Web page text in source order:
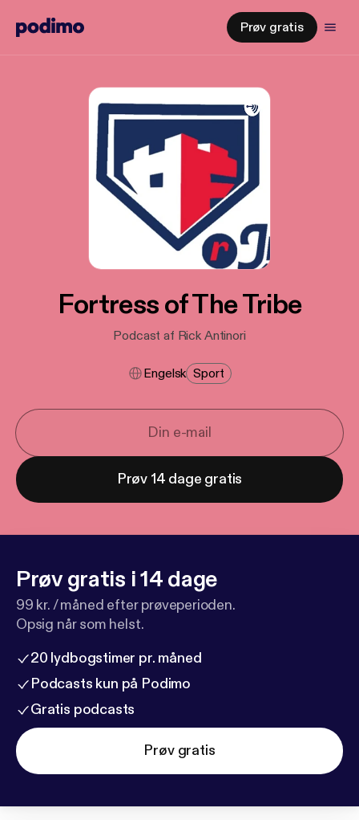
Prøv gratis
Fortress of The Tribe
Podcast af Rick Antinori
Engelsk Sport
Prøv 14 dage gratis
Prøv gratis i 14 dage
99 kr. / måned efter prøveperioden.
Opsig når som helst.
20 lydbogstimer pr. måned
Podcasts kun på Podimo
Gratis podcasts
Prøv gratis